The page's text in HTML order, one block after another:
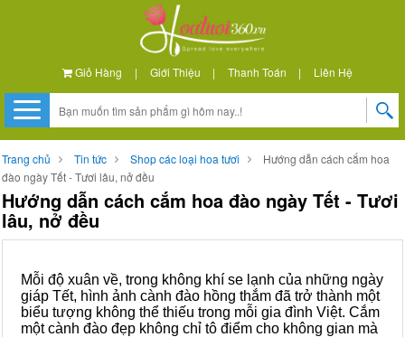
Giỏ Hàng | Giới Thiệu | Thanh Toán | Liên Hệ
Trang chủ Tin tức Shop các loại hoa tươi
Hướng dẫn cách cắm hoa
đào ngày Tết - Tươi lâu, nở đều
Hướng dẫn cách cắm hoa đào ngày Tết - Tươi
lâu, nở đều
Mỗi độ xuân về, trong không khí se lạnh của những ngày
giáp Tết, hình ảnh cành đào hồng thắm đã trở thành một
biểu tượng không thể thiếu trong mỗi gia đình Việt. Cắm
một cành đào đẹp không chỉ tô điểm cho không gian mà